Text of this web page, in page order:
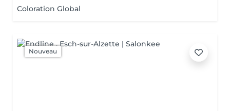
Coloration Global
Nouveau